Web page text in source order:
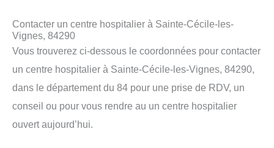
Contacter un centre hospitalier à Sainte-Cécile-les-
Vignes, 84290
Vous trouverez ci-dessous le coordonnées pour contacter
un centre hospitalier à Sainte-Cécile-les-Vignes, 84290,
dans le département du 84 pour une prise de RDV, un
conseil ou pour vous rendre au un centre hospitalier
ouvert aujourd’hui.